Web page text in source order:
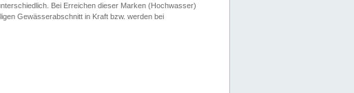
Bei Erreichen dieser Marken (Hochwasser)
Gewässerabschnitt in Kraft bzw. werden bei